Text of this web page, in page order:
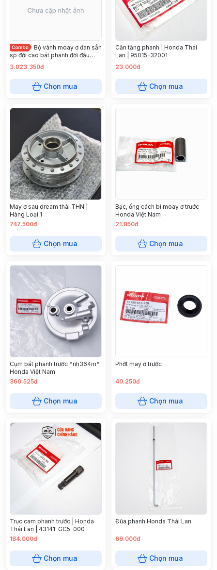
Bộ vành moay ơ đan sẵn
sp đời cao bát phanh đời đầu
Honda Việt Nam
3.023.350đ
Chọn mua
Căn tăng phanh | Honda Thái
Lan | 95015-32001
23.000đ
Chọn mua
May ơ sau dream thái THN |
Hàng Loại 1
747.500đ
Chọn mua
Bạc, ống cách bi moay ơ trước
Honda Việt Nam
21.850đ
Chọn mua
Cụm bát phanh trước *nh364m*
Honda Việt Nam
360.525đ
Chọn mua
Phớt may ơ trước
40.250đ
Chọn mua
Trục cam phanh trước | Honda
Thái Lan | 43141-GC5-000
184.000đ
Chọn mua
Đũa phanh Honda Thái Lan
69.000đ
Chọn mua